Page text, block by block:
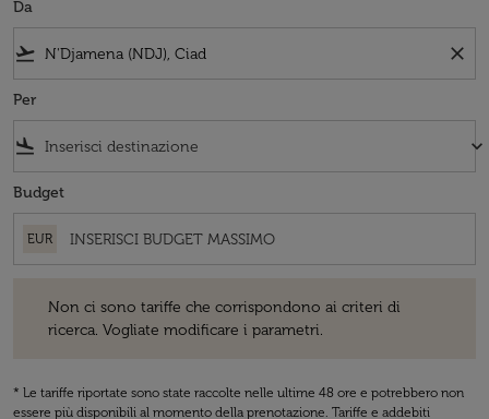
Da
flight_takeoff close
Per
flight_land keyboard_arrow_down
Budget
EUR
Non ci sono tariffe che corrispondono ai criteri di
ricerca. Vogliate modificare i parametri.
* Le tariffe riportate sono state raccolte nelle ultime 48 ore e potrebbero non
essere più disponibili al momento della prenotazione. Tariffe e addebiti